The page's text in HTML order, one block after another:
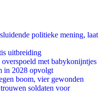
politieke mening, laat
uitbreiding
met babykonijntjes
in 2028 opvolgt
boom, vier gewonden
soldaten voor